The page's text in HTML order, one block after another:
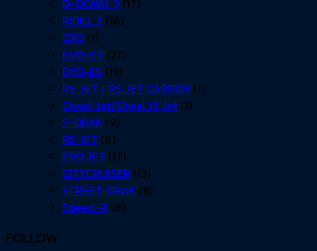
RIDILL 2 (16)
OXO (1)
EVO-GT (21)
EVO-ES (19)
RS JET / RS JET CARBON (1)
Skwal Jet/Skwal i3 Jet (1)
S-DRAK (9)
RS JET (6)
EVO JET (17)
CITYCRUISER (13)
STREET-DRAK (9)
Speed-R (8)
FOLLOW